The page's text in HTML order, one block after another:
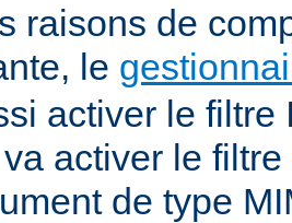
raisons de
le
activer le filtre
activer le
de type